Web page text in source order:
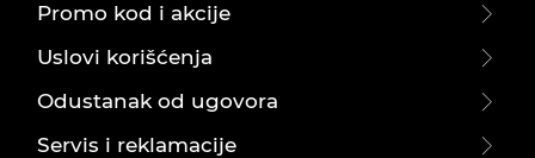
Promo kod i akcije
Uslovi korišćenja
Odustanak od ugovora
Servis i reklamacije